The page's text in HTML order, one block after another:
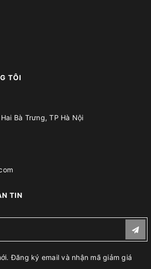
TÔI
Bà Trưng, TP Hà Nội
TIN
Đăng ký email và nhận mã giảm giá